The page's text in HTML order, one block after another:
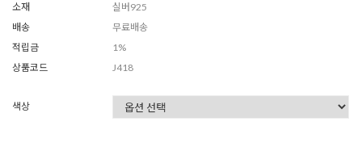
소재
실버925
배송
무료배송
적립금
1%
상품코드
J418
색상